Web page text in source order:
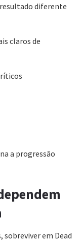
diferente
claros de
a progressão
em Dead